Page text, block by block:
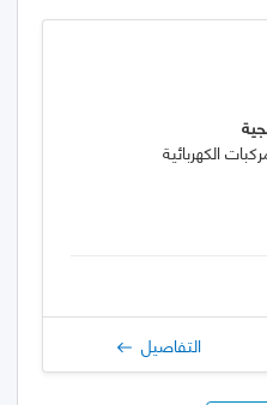
الكهربائية
التفاصيل